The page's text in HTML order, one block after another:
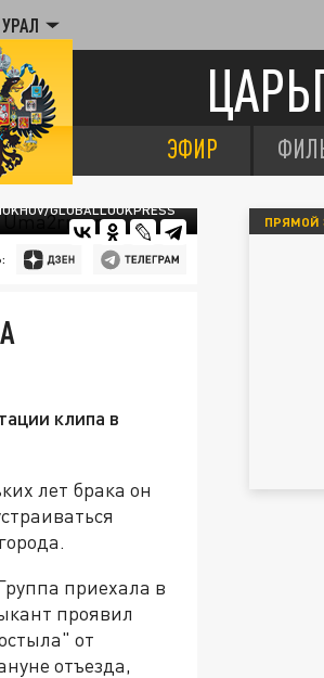
ЭФИР
GLOBALLOOKPRESS
клипа в
лет брака он
приехала в
проявил
от
отъезда,
ПРЯМОЙ